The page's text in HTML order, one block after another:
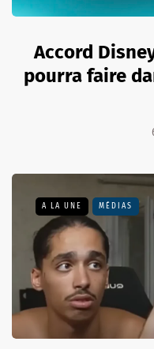
Accord
pourra faire
A LA UNE MÉDIAS